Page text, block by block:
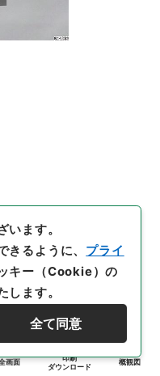
画面
印刷
ダウンロード
概観図
います。
きるように、 プライ
キー（Cookie）の
します。
全て同意